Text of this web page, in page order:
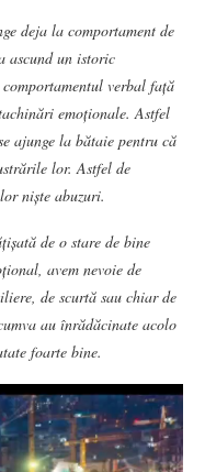
deja la comportament de
ascund un istoric
verbal față
emoționale. Astfel
ajunge la bătaie pentru că
lor. Astfel de
niște abuzuri.
de o stare de bine
avem nevoie de
de scurtă sau chiar de
au înrădăcinate acolo
foarte bine.